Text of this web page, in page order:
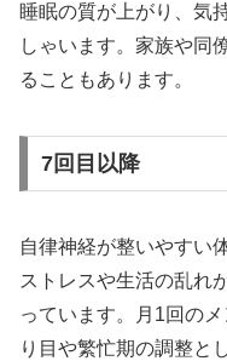
睡眠の質が上がり、気
しゃいます。家族や同
ることもあります。
7回目以降
自律神経が整いやすい
ストレスや生活の乱れ
っています。月1回の
り目や繁忙期の調整と